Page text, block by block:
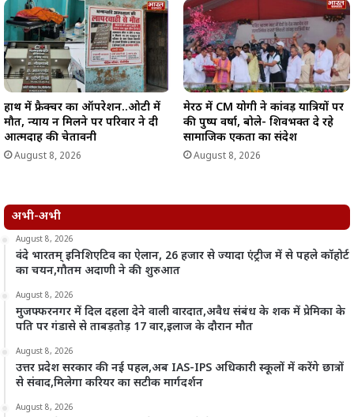
हाथ में फ्रैक्चर का ऑपरेशन..ओटी में
मौत, न्याय न मिलने पर परिवार ने दी
आत्मदाह की चेतावनी
August 8, 2026
मेरठ में CM योगी ने कांवड़ यात्रियों पर
की पुष्प वर्षा, बोले- शिवभक्त दे रहे
सामाजिक एकता का संदेश
August 8, 2026
अभी-अभी
August 8, 2026
वंदे भारतम् इनिशिएटिव का ऐलान, 26 हजार से ज्यादा एंट्रीज में से पहले कॉहोर्ट
का चयन,गौतम अदाणी ने की शुरुआत
August 8, 2026
मुजफ्फरनगर में दिल दहला देने वाली वारदात,अवैध संबंध के शक में प्रेमिका के
पति पर गंडासे से ताबड़तोड़ 17 वार,इलाज के दौरान मौत
August 8, 2026
उत्तर प्रदेश सरकार की नई पहल,अब IAS-IPS अधिकारी स्कूलों में करेंगे छात्रों
से संवाद,मिलेगा करियर का सटीक मार्गदर्शन
August 8, 2026